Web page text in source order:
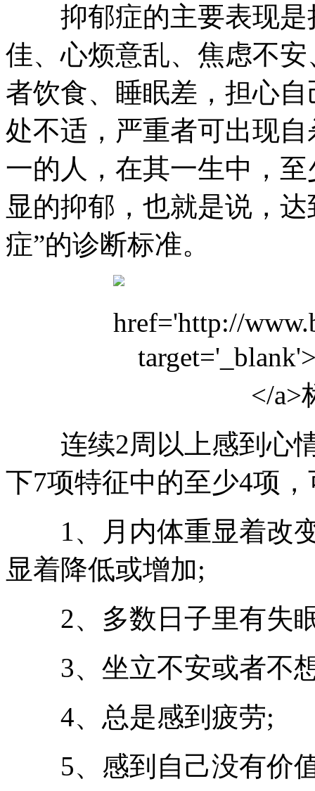
抑郁症的主要表现是
佳、心烦意乱、焦虑不
者饮食、睡眠差，担心
处不适，严重者可出现
一的人，在其一生中，
显的抑郁，也就是说，
症”的诊断标准。
连续2周以上感到心情
下7项特征中的至少4项
1、月内体重显着改变
显着降低或增加;
2、多数日子里有失
3、坐立不安或者不
4、总是感到疲劳;
5、感到自己没有价